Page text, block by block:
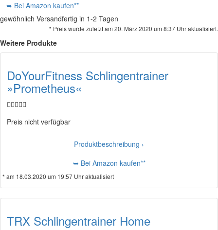
➥ Bei Amazon kaufen**
gewöhnlich Versandfertig in 1-2 Tagen
* Preis wurde zuletzt am 20. März 2020 um 8:37 Uhr aktualisiert.
Weitere Produkte
DoYourFitness Schlingentrainer
»Prometheus«
Preis nicht verfügbar
Produktbeschreibung ›
➥ Bei Amazon kaufen**
* am 18.03.2020 um 19:57 Uhr aktualisiert
TRX Schlingentrainer Home